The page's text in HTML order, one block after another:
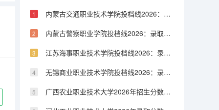
内蒙古交通职业技术学院投档线2026：录取分数线、费用与入学手续详解
内蒙古警察职业学院投档线2026：录取分数线、费用与入学手续详解
江苏海事职业技术学院投档线2026：录取分数线、费用与入学手续详解
无锡商业职业技术学院投档线2026：录取分数线、费用与入学手续详解
广西农业职业技术大学2026年招生分数线预测：报到流程与生活费用指南